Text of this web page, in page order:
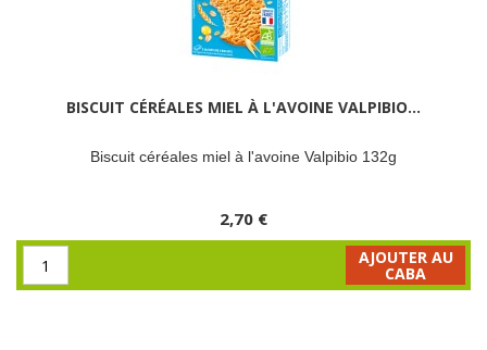
BISCUIT CÉRÉALES MIEL À L'AVOINE VALPIBIO...
Biscuit céréales miel à l'avoine Valpibio 132g
2,70 €
AJOUTER AU
CABA